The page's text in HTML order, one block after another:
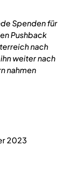
Spenden für
Pushback
nach
weiter nach
nahmen
2023